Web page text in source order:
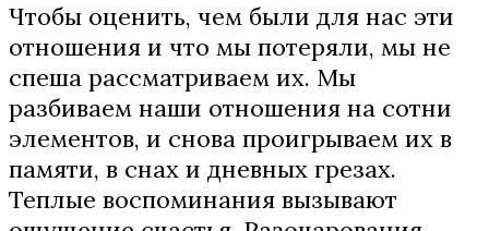
Чтобы оценить, чем были для нас эти
отношения и что мы потеряли, мы не
спеша рассматриваем их. Мы
разбиваем наши отношения на сотни
элементов, и снова проигрываем их в
памяти, в снах и дневных грезах.
Теплые воспоминания вызывают